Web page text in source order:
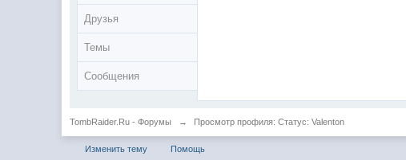
Друзья
Темы
Сообщения
TombRaider.Ru - Форумы → Просмотр профиля: Статус: Valenton
Изменить тему Помощь